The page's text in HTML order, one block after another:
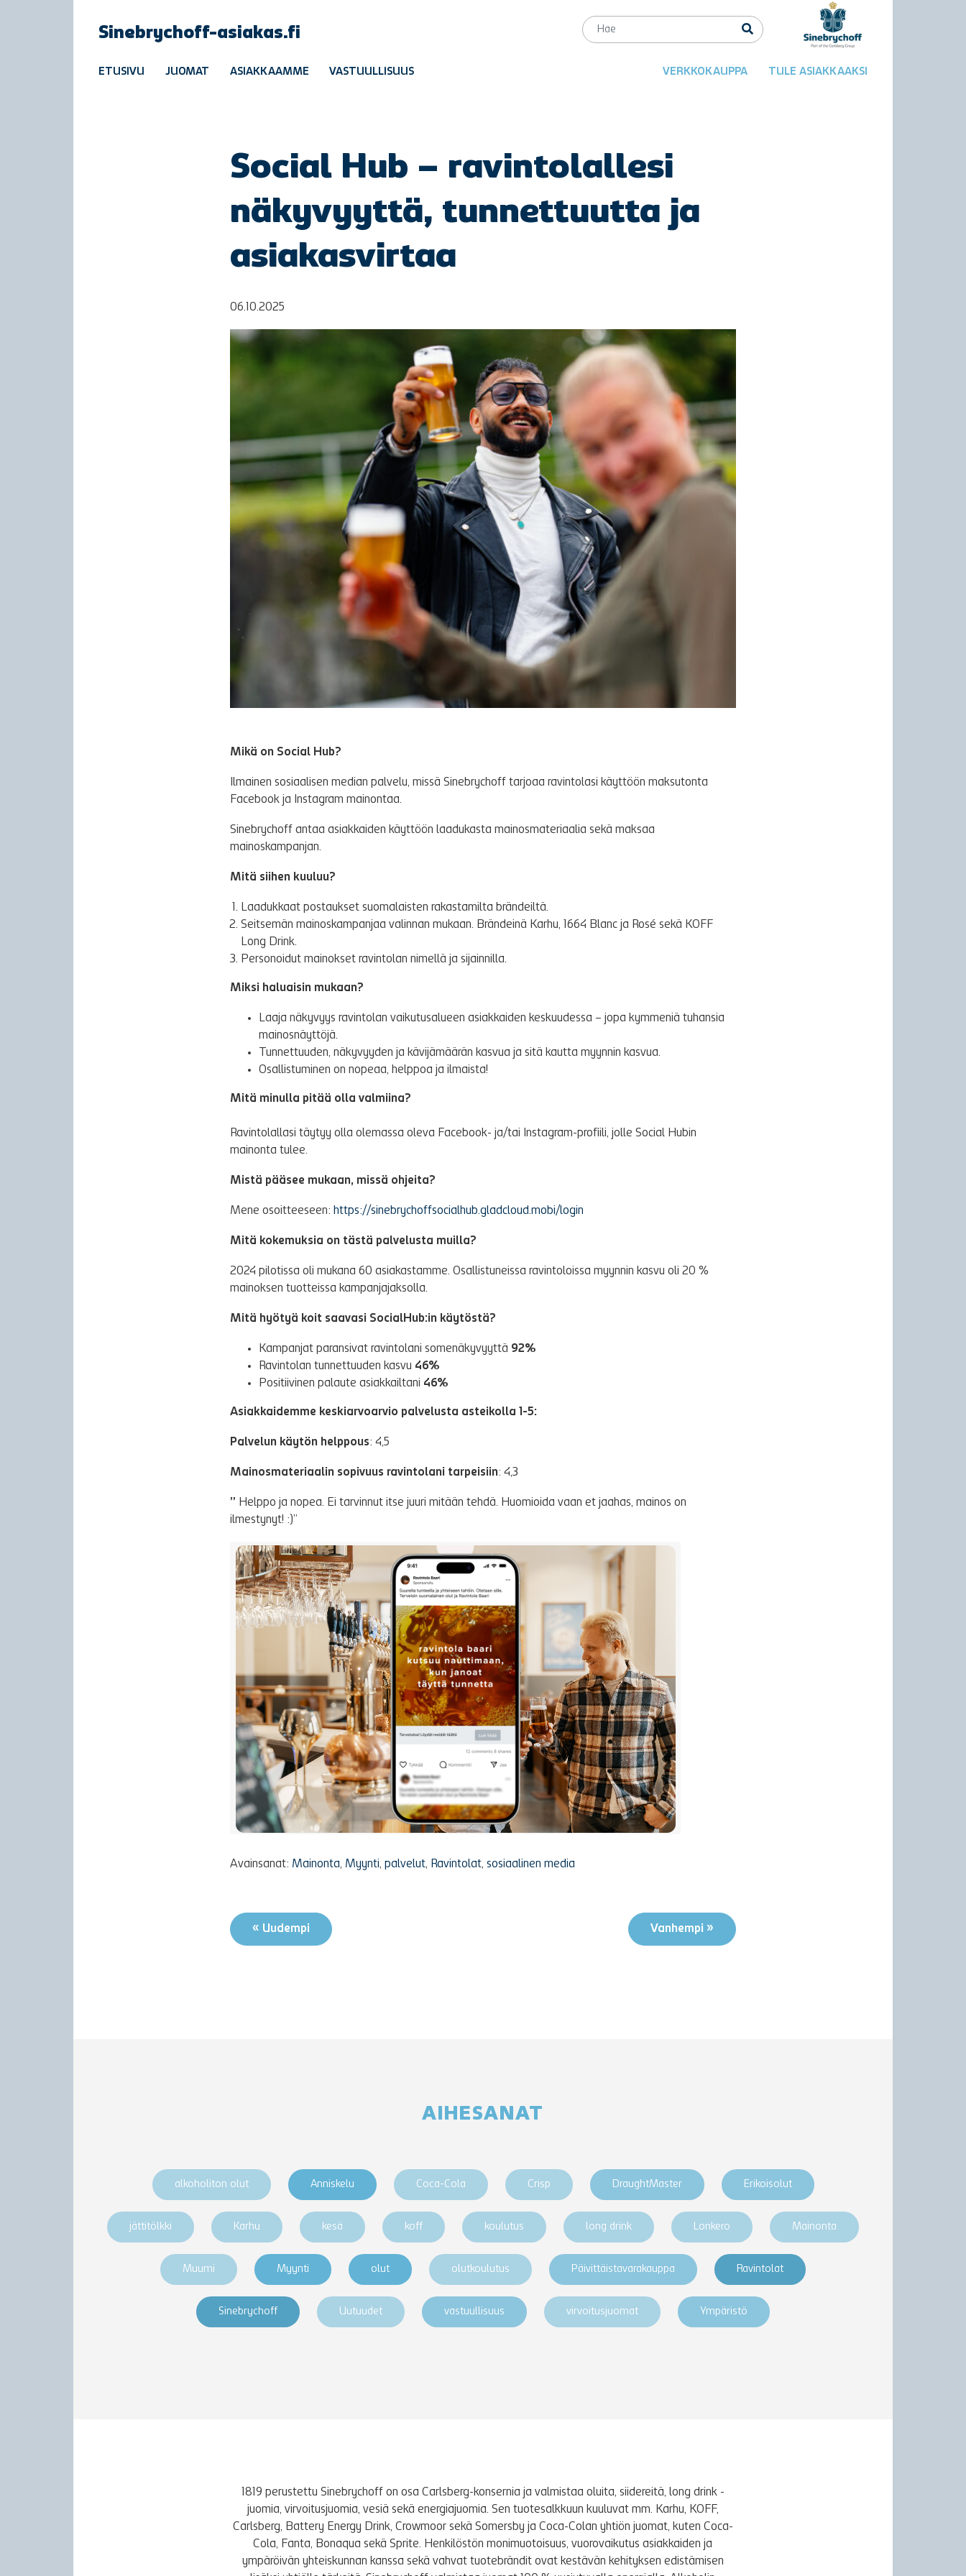
Sinebrychoff-asiakas.fi
ETUSIVU JUOMAT ASIAKKAAMME VASTUULLISUUS VERKKOKAUPPA TULE ASIAKKAAKSI
Social Hub – ravintolallesi
näkyvyyttä, tunnettuutta ja
asiakasvirtaa
06.10.2025
Mikä on Social Hub?
Ilmainen sosiaalisen median palvelu, missä Sinebrychoff tarjoaa ravintolasi käyttöön maksutonta
Facebook ja Instagram mainontaa.
Sinebrychoff antaa asiakkaiden käyttöön laadukasta mainosmateriaalia sekä maksaa
mainoskampanjan.
Mitä siihen kuuluu?
Laadukkaat postaukset suomalaisten rakastamilta brändeiltä.
Seitsemän mainoskampanjaa valinnan mukaan. Brändeinä Karhu, 1664 Blanc ja Rosé sekä KOFF
Long Drink.
Personoidut mainokset ravintolan nimellä ja sijainnilla.
Miksi haluaisin mukaan?
Laaja näkyvyys ravintolan vaikutusalueen asiakkaiden keskuudessa – jopa kymmeniä tuhansia
mainosnäyttöjä.
Tunnettuuden, näkyvyyden ja kävijämäärän kasvua ja sitä kautta myynnin kasvua.
Osallistuminen on nopeaa, helppoa ja ilmaista!
Mitä minulla pitää olla valmiina?
Ravintolallasi täytyy olla olemassa oleva Facebook- ja/tai Instagram-profiili, jolle Social Hubin
mainonta tulee.
Mistä pääsee mukaan, missä ohjeita?
Mene osoitteeseen: https://sinebrychoffsocialhub.gladcloud.mobi/login
Mitä kokemuksia on tästä palvelusta muilla?
2024 pilotissa oli mukana 60 asiakastamme. Osallistuneissa ravintoloissa myynnin kasvu oli 20 %
mainoksen tuotteissa kampanjajaksolla.
Mitä hyötyä koit saavasi SocialHub:in käytöstä?
Kampanjat paransivat ravintolani somenäkyvyyttä 92%
Ravintolan tunnettuuden kasvu 46%
Positiivinen palaute asiakkailtani 46%
Asiakkaidemme keskiarvoarvio palvelusta asteikolla 1-5:
Palvelun käytön helppous: 4,5
Mainosmateriaalin sopivuus ravintolani tarpeisiin: 4,3
” Helppo ja nopea. Ei tarvinnut itse juuri mitään tehdä. Huomioida vaan et jaahas, mainos on
ilmestynyt! :)”
Avainsanat: Mainonta, Myynti,palvelut, Ravintolat,sosiaalinen media
Vanhempi »
« Uudempi
AIHESANAT
alkoholiton olut Anniskelu Coca-Cola Crisp DraughtMaster Erikoisolut
jättitölkki Karhu kesä koff koulutus long drink Lonkero Mainonta
Muumi Myynti olut olutkoulutus Päivittäistavarakauppa Ravintolat
Sinebrychoff Uutuudet vastuullisuus virvoitusjuomat Ympäristö
1819 perustettu Sinebrychoff on osa Carlsberg-konsernia ja valmistaa oluita, siidereitä, long drink -
juomia, virvoitusjuomia, vesiä sekä energiajuomia. Sen tuotesalkkuun kuuluvat mm. Karhu, KOFF,
Carlsberg, Battery Energy Drink, Crowmoor sekä Somersby ja Coca-Colan yhtiön juomat, kuten Coca-
Cola, Fanta, Bonaqua sekä Sprite. Henkilöstön monimuotoisuus, vuorovaikutus asiakkaiden ja
ympäröivän yhteiskunnan kanssa sekä vahvat tuotebrändit ovat kestävän kehityksen edistämisen